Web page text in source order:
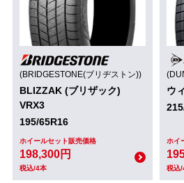
(BRIDGESTONE(ブリヂストン))
BLIZZAK (ブリザック)
VRX3
195/65R16
ホイールセット販売価格
198,300円
税込/4本
ウ
ホイ
税込/